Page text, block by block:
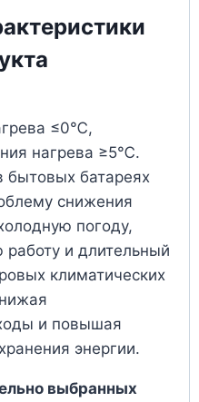
≤0℃,
нагрева ≥5℃.
бытовых батареях
снижения
погоду,
и длительный
климатических
и повышая
энергии.
выбранных